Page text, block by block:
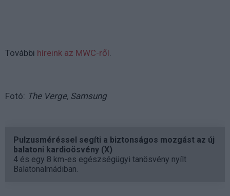
További híreink az MWC-ről.
Fotó: The Verge, Samsung
Pulzusméréssel segíti a biztonságos mozgást az új
balatoni kardioösvény (X)
4 és egy 8 km-es egészségügyi tanösvény nyílt
Balatonalmádiban.